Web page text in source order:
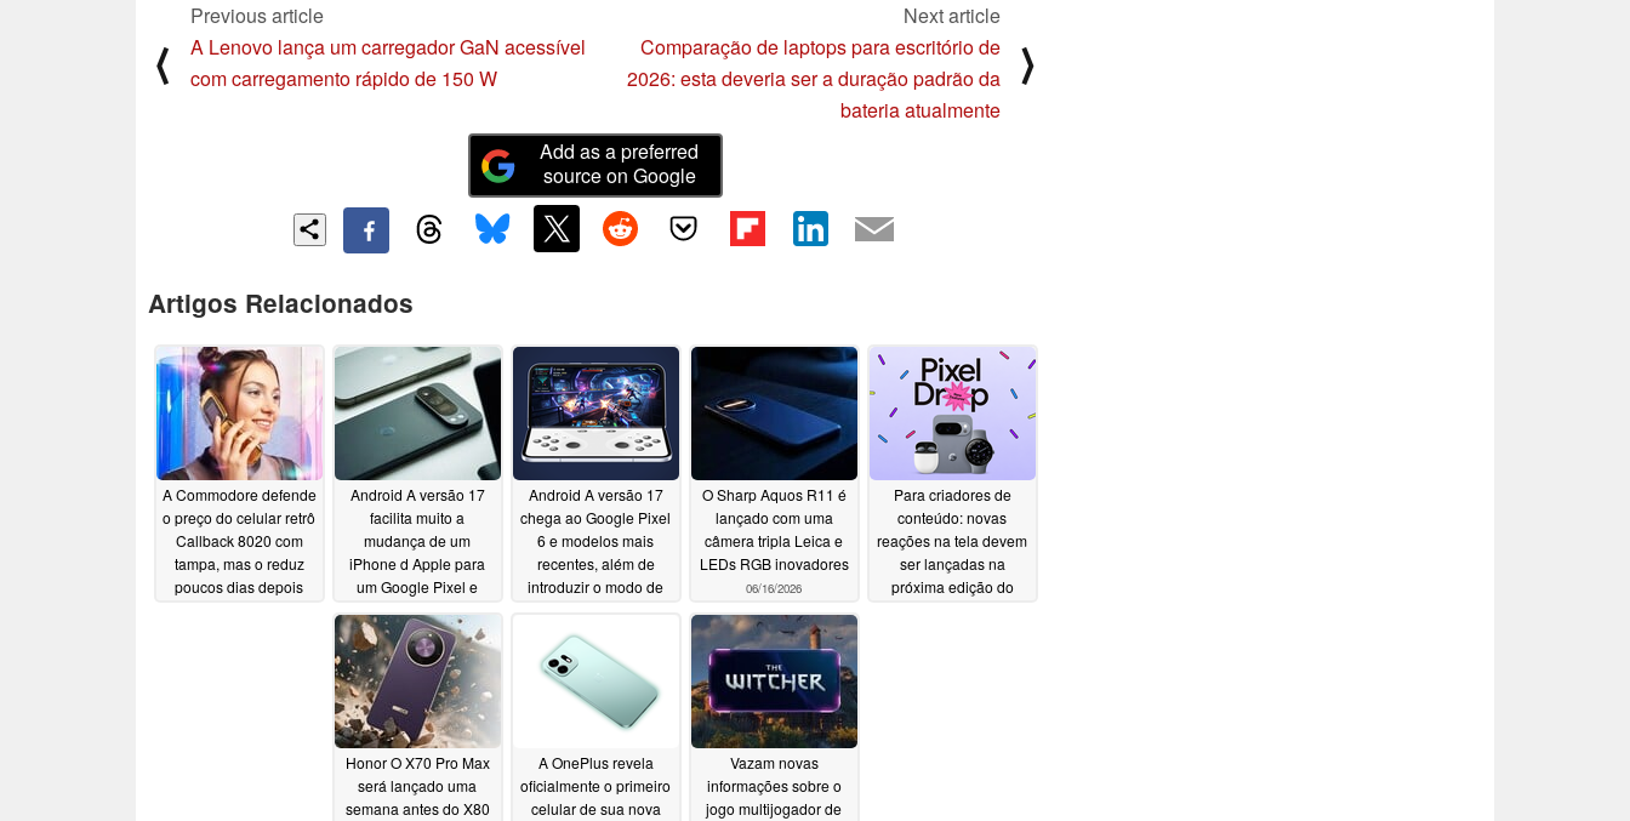
⟨
Previous article
A Lenovo lança um carregador GaN acessível
com carregamento rápido de 150 W
Next article
Comparação de laptops para escritório de
2026: esta deveria ser a duração padrão da
bateria atualmente
⟩
Add as a preferred
source on Google
Artigos Relacionados
A Commodore defende
o preço do celular retrô
Callback 8020 com
tampa, mas o reduz
poucos dias depois
Android A versão 17
facilita muito a
mudança de um
iPhone d Apple para
um Google Pixel e
06/18/2026
Android A versão 17
chega ao Google Pixel
6 e modelos mais
recentes, além de
introduzir o modo de
dobráveis
O Sharp Aquos R11 é
lançado com uma
câmera tripla Leica e
LEDs RGB inovadores
06/16/2026
Para criadores de
conteúdo: novas
reações na tela devem
ser lançadas na
próxima edição do
Honor O X70 Pro Max
será lançado uma
semana antes do X80
A OnePlus revela
oficialmente o primeiro
celular de sua nova
Vazam novas
informações sobre o
jogo multijogador de